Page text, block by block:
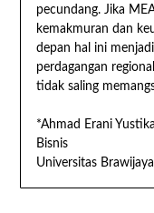
pecundang. Jika
kemakmuran dan
depan hal ini
perdagangan
tidak saling
*Ahmad Erani
Bisnis
Universitas